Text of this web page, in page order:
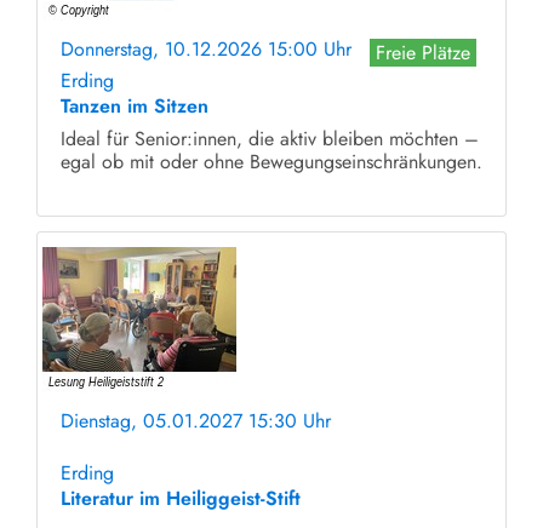
Donnerstag, 10.12.2026 15:00 Uhr
Freie Plätze
Erding
Tanzen im Sitzen
Ideal für Senior:innen, die aktiv bleiben möchten –
egal ob mit oder ohne Bewegungseinschränkungen.
Dienstag, 05.01.2027 15:30 Uhr
Erding
Literatur im Heiliggeist-Stift